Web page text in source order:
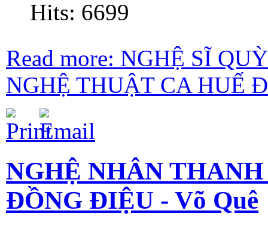
Hits: 6699
Read more: NGHỆ SĨ
NGHỆ THUẬT CA HUẾ
NGHỆ NHÂN
ĐỒNG ĐIỆU - Võ Quê